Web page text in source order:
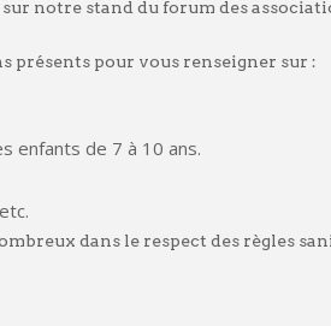
notre stand du forum des
présents pour vous renseigner sur :
enfants de 7 à 10 ans.
dans le respect des règles